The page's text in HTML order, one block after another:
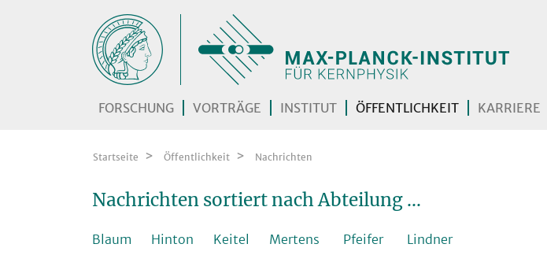
FORSCHUNG VORTRÄGE INSTITUT ÖFFENTLICHKEIT KARRIERE
Startseite Öffentlichkeit Nachrichten
Nachrichten sortiert nach Abteilung ...
Blaum Hinton Keitel Mertens Pfeifer Lindner